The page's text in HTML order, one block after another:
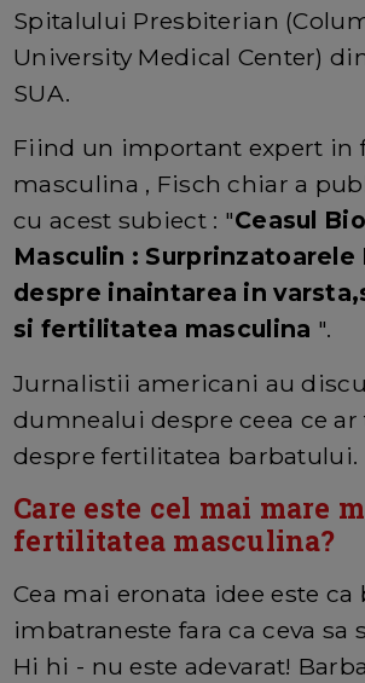
Spitalului Presbiterian
University Medical Center)
SUA.
Fiind un important expert in
masculina , Fisch chiar a
cu acest subiect : "Ceasul
Masculin :
despre inaintarea in
si fertilitatea masculina ".
Jurnalistii americani au
dumnealui despre ceea ce
despre fertilitatea barbatului.
Care este cel mai mare
fertilitatea masculina?
Cea mai eronata idee este ca
imbatraneste fara ca ceva sa
Hi hi - nu este adevarat!